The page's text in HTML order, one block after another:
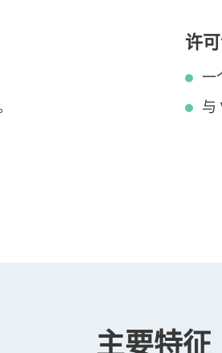
许
一
与
主要特征